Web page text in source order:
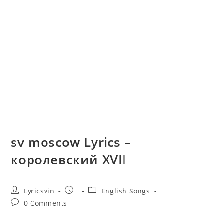
sv moscow Lyrics –
королевский XVII
Post
author:
Lyricsvin
Post
PostEnglish Songs
Post0 Comments